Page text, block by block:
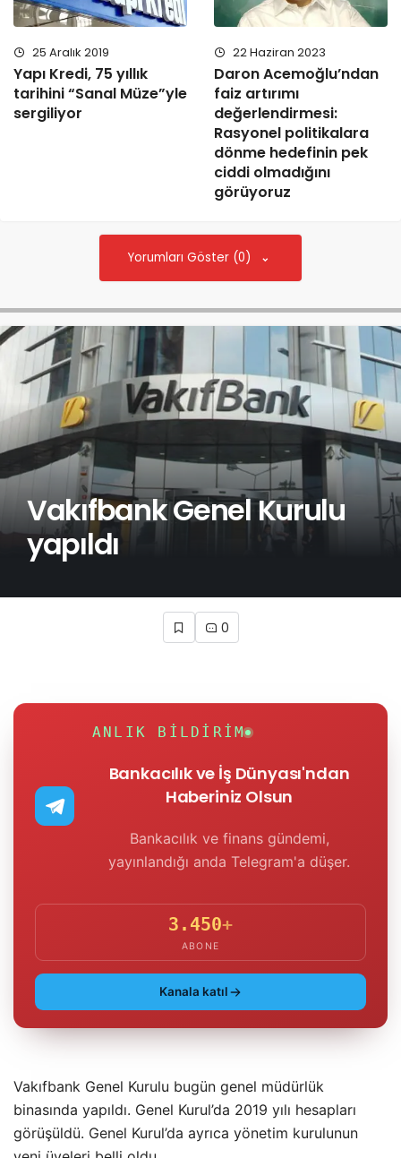
25 Aralık 2019
Yapı Kredi, 75 yıllık
tarihini “Sanal Müze”yle
sergiliyor
22 Haziran 2023
Daron Acemoğlu’ndan
faiz artırımı
değerlendirmesi:
Rasyonel politikalara
dönme hedefinin pek
ciddi olmadığını
görüyoruz
Yorumları Göster (0)
Vakıfbank Genel Kurulu
yapıldı
0
ANLIK BILDIRIM
Bankacılık ve İş Dünyası'ndan
Haberiniz Olsun
Bankacılık ve finans gündemi,
yayınlandığı anda Telegram'a düşer.
3.450+
ABONE
Kanala katıl
Vakıfbank Genel Kurulu bugün genel müdürlük
binasında yapıldı. Genel Kurul’da 2019 yılı hesapları
görüşüldü. Genel Kurul’da ayrıca yönetim kurulunun